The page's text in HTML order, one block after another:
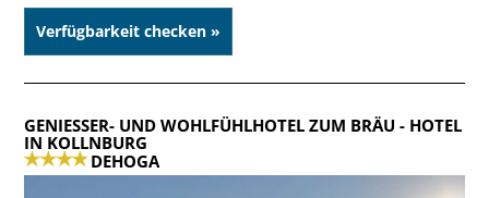
Verfügbarkeit checken »
GENIESSER- UND WOHLFÜHLHOTEL ZUM BRÄU
- HOTEL
IN KOLLNBURG
DEHOGA